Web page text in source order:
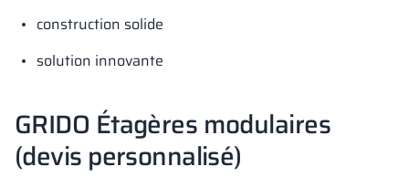
construction solide
solution innovante
GRIDO Étagères modulaires
(devis personnalisé)